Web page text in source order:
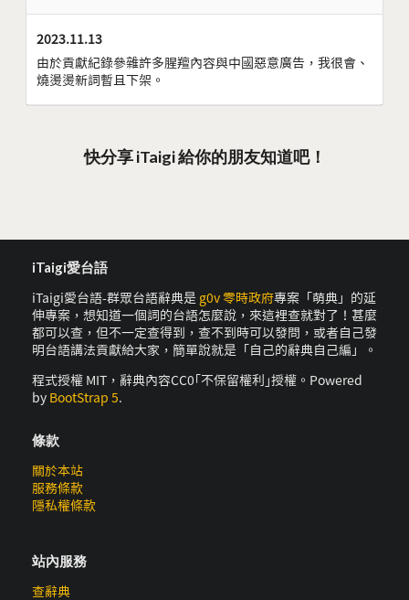
2023.11.13
由於貢獻紀錄參雜許多腥羶內容與中國惡意廣告，我很會、
燒燙燙新詞暫且下架。
快分享 iTaigi 給你的朋友知道吧！
iTaigi愛台語
iTaigi愛台語-群眾台語辭典是 g0v 零時政府專案「萌典」的延
伸專案，想知道一個詞的台語怎麼說，來這裡查就對了！甚麼
都可以查，但不一定查得到，查不到時可以發問，或者自己發
明台語講法貢獻給大家，簡單說就是「自己的辭典自己編」。
程式授權 MIT，辭典內容CC0｢不保留權利｣授權。Powered
by BootStrap 5.
條款
關於本站
服務條款
隱私權條款
站內服務
查辭典